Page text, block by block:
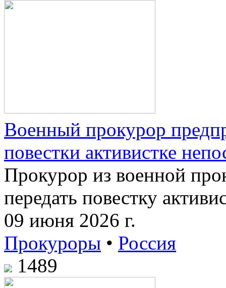
Военный прокурор
повестки активистке
Прокурор из военной
передать повестку
09 июня 2026 г.
Прокуроры • Россия
1489